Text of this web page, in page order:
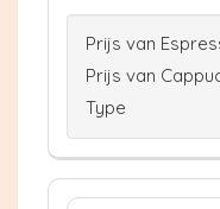
Prijs van
Prijs van
Type